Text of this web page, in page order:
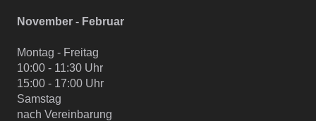
November - Februar
Montag - Freitag
10:00 - 11:30 Uhr
15:00 - 17:00 Uhr
Samstag
nach Vereinbarung